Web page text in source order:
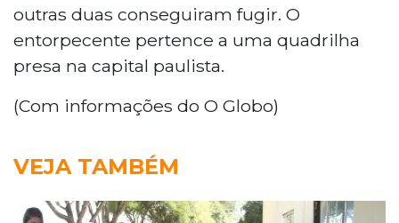
outras duas conseguiram fugir. O
entorpecente pertence a uma quadrilha
presa na capital paulista.
(Com informações do O Globo)
VEJA TAMBÉM